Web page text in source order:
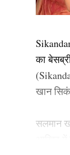
का
खान
सलमान